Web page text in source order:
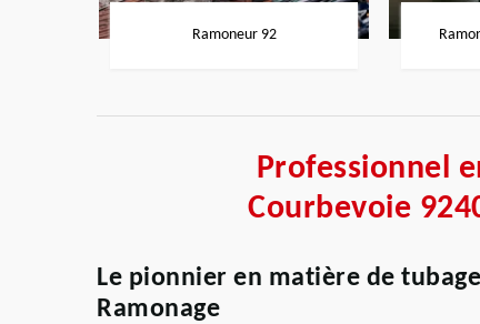
Ramoneur 92
Professionnel
Courbevoie
Le pionnier en matière de
Ramonage